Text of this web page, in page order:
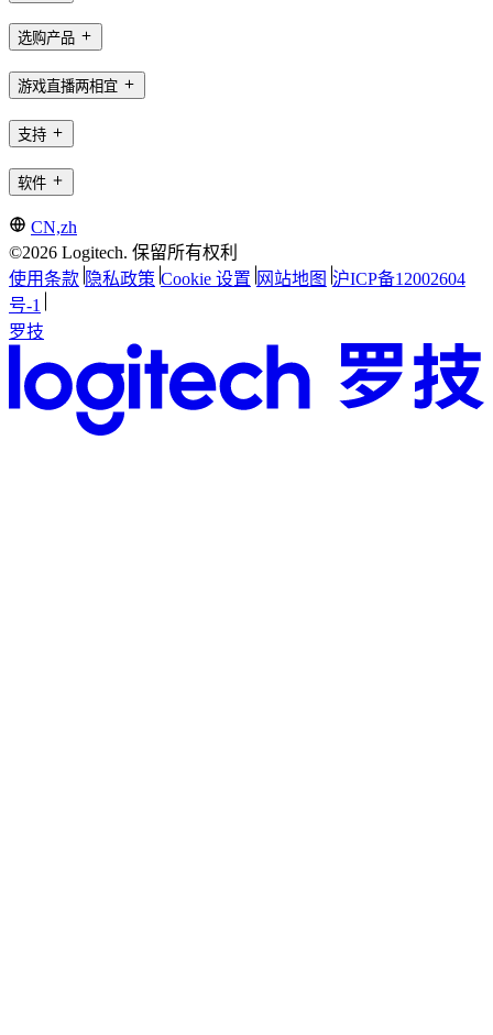
选购产品
游戏直播两相宜
支持
软件
CN,zh
©2026 Logitech. 保留所有权利
使用条款 隐私政策 Cookie 设置 网站地图 沪ICP备12002604
号-1
罗技